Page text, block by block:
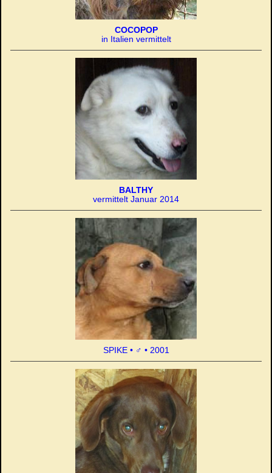
COCOPOP
in Italien vermittelt
BALTHY
vermittelt Januar 2014
SPIKE • ♂ • 2001